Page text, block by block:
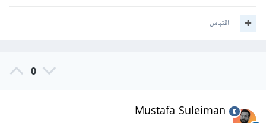
اقتباس
0
Mustafa Suleiman